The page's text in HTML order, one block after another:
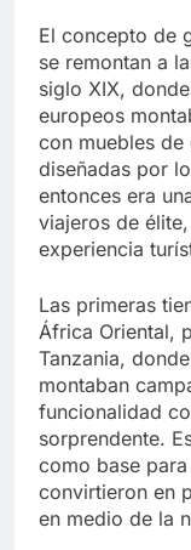
El concepto de
se remontan a
siglo XIX,
europeos
con muebles
diseñadas por
entonces era
viajeros de
experiencia
Las primeras
África Oriental,
Tanzania,
montaban
funcionalidad
sorprendente.
como base
convirtieron en
en medio de la